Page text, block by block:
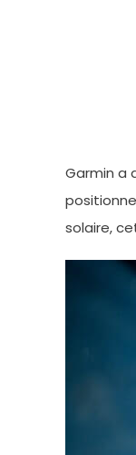
Garmin a
solaire,